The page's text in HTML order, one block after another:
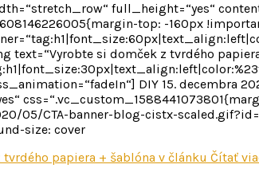
full_height=“yes“
top: -160px
text=“Vyrobte si domček z tvrdého
DIY 15.
05/CTA-banner-blog-cistx-
size: cover
papiera + šablóna v článku Čítať